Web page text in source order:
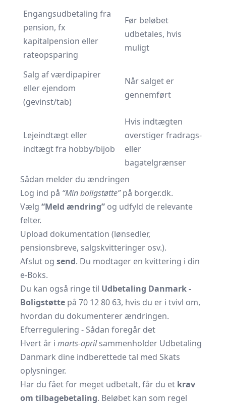
Engangsudbetaling fra
pension, fx
kapitalpension eller
rateopsparing
Før beløbet
udbetales, hvis
muligt
Salg af værdipapirer
eller ejendom
(gevinst/tab)
Når salget er
gennemført
Lejeindtægt eller
indtægt fra hobby/bijob
Hvis indtægten
overstiger fradrags-
eller
bagatelgrænser
Sådan melder du ændringen
Log ind på “Min boligstøtte”på borger.dk.
Vælg “Meld ændring” og udfyld de relevante
felter.
Upload dokumentation (lønsedler,
pensionsbreve, salgskvitteringer osv.).
Afslut og send. Du modtager en kvittering i din
e-Boks.
Du kan også ringe til Udbetaling Danmark -
Boligstøtte på 70 12 80 63, hvis du er i tvivl om,
hvordan du dokumenterer ændringen.
Efterregulering - Sådan foregår det
Hvert år i marts-aprilsammenholder Udbetaling
Danmark dine indberettede tal med Skats
oplysninger.
Har du fået for meget udbetalt, får du et krav
om tilbagebetaling. Beløbet kan som regel